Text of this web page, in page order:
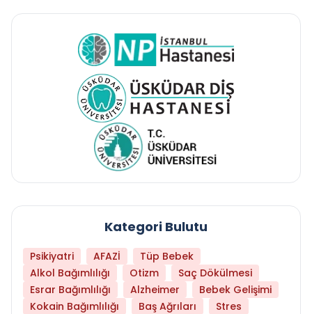
Kategori Bulutu
Psikiyatri AFAZİ
Tüp Bebek
Alkol Bağımlılığı
Otizm
Saç Dökülmesi
Esrar Bağımlılığı
Alzheimer
Bebek Gelişimi
Kokain Bağımlılığı
Baş Ağrıları
Stres